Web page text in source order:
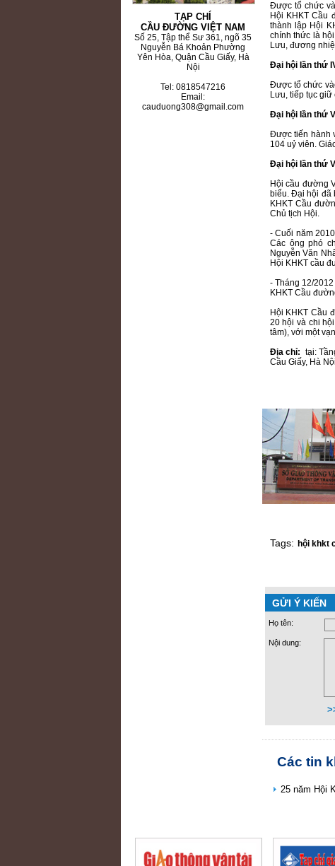
TẠP CHÍ
CẦU ĐƯỜNG VIỆT NAM
Số 25, Tập thể Sư 361, ngõ 35
Nguyễn Bá Khoản Phường
Yên Hòa, Quận Cầu Giấy, Hà
Nội
Tel: 0818547216
Email:
cauduong308@gmail.com
Được tổ chức
Hội KHKT Cầu
thành lập Hội
chính thức là
Lưu, đương
Đại hội lần thứ
Được tổ chức
Lưu, tiếp tục
Đại hội lần thứ V
Được tiến hành
104 uỷ viên.
Đại hội lần thứ VI
Hội cầu đường
biểu. Đại hội đã
KHKT Cầu
Chủ tịch Hội.
- Cuối năm
Các ông phó
Nguyễn Văn
Hội KHKT cầu
- Tháng 12/
KHKT Cầu
Hội KHKT Cầu
20 hội và chi
tâm), với một
Địa chỉ: tại:
Cầu Giấy, Hà
Tags: hội khkt
GỬI Ý KIẾN
Họ tên:
Nội dung:
Các tin
25 năm Hội